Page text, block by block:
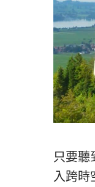
只要聽
入跨時